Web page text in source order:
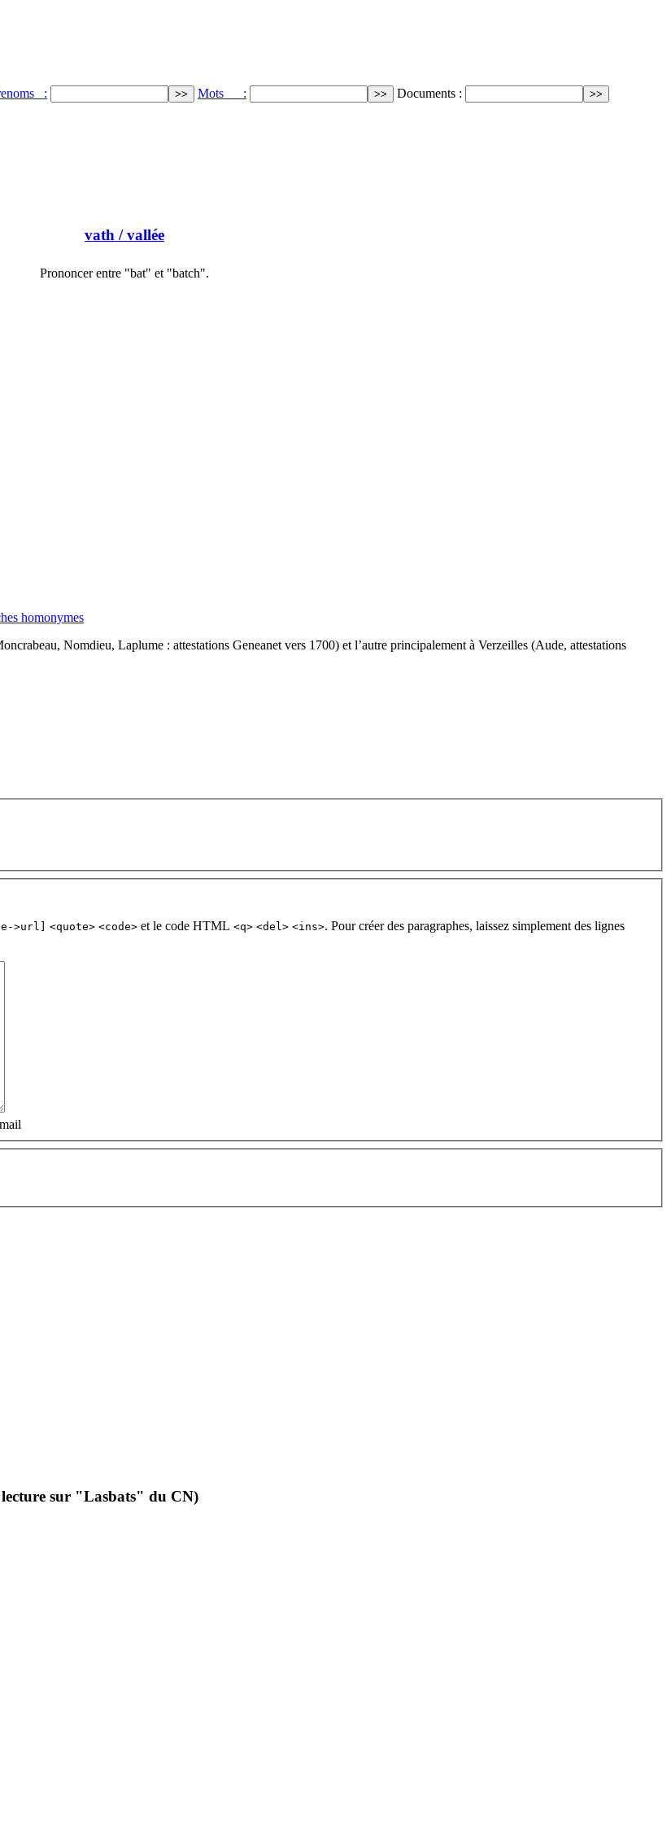
: Mots : Documents :
vath / vallée
Prononcer entre "bat" et "batch".
homonymes
Nomdieu, Laplume : attestations Geneanet vers 1700) et l’autre principalement à Verzeilles (Aude, attestations
>url] <quote> <code> et le code HTML <q> <del> <ins>. Pour créer des paragraphes, laissez simplement des lignes
sur "Lasbats" du CN)